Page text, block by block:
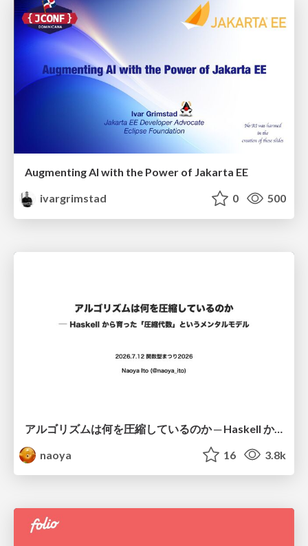
Augmenting AI with the Power of Jakarta EE
ivargrimstad
0 500
アルゴリズムは何を圧縮しているのか ─ Haskell から育った「圧縮代数」というメンタルモデル
naoya
16 3.8k